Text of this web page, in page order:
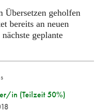
Übersetzen geholfen
bereits an neuen
geplante
in (Teilzeit 50%)